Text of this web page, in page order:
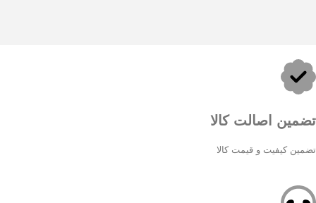
تضمین اصالت کالا
تضمین کیفیت و قیمت کالا